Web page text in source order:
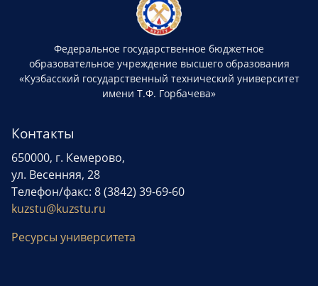
Федеральное государственное бюджетное
образовательное учреждение высшего образования
«Кузбасский государственный технический университет
имени Т.Ф. Горбачева»
Контакты
650000, г. Кемерово,
ул. Весенняя, 28
Телефон/факс: 8 (3842) 39-69-60
kuzstu@kuzstu.ru
Ресурсы университета